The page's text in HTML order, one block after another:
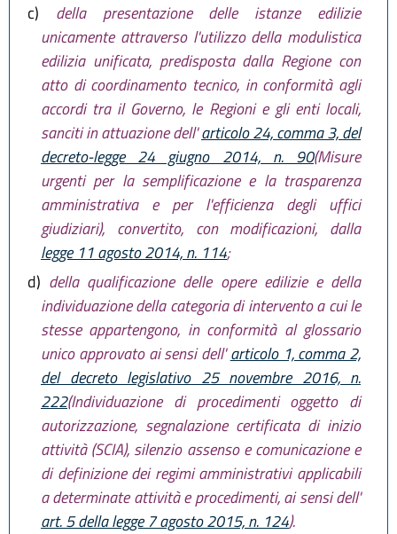
c)
della presentazione delle istanze edilizie
unicamente attraverso l'utilizzo della modulistica
edilizia unificata, predisposta dalla Regione con
atto di coordinamento tecnico, in conformità agli
accordi tra il Governo, le Regioni e gli enti locali,
sanciti in attuazione dell'articolo 24, comma 3, del
decreto-legge 24 giugno 2014, n. 90(Misure
urgenti per la semplificazione e la trasparenza
amministrativa e per l'efficienza degli uffici
giudiziari), convertito, con modificazioni, dalla
legge 11 agosto 2014, n. 114;
d) della qualificazione delle opere edilizie e della
individuazione della categoria di intervento a cui le
stesse appartengono, in conformità al glossario
unico approvato ai sensi dell'articolo 1, comma 2,
del decreto legislativo 25 novembre 2016, n.
222(Individuazione di procedimenti oggetto di
autorizzazione, segnalazione certificata di inizio
attività (SCIA), silenzio assenso e comunicazione e
di definizione dei regimi amministrativi applicabili
a determinate attività e procedimenti, ai sensi dell'
art. 5 della legge 7 agosto 2015, n. 124).